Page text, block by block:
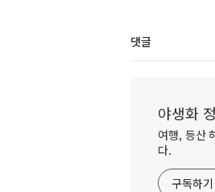
댓글
야생화
여행, 등산
다.
구독하기